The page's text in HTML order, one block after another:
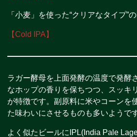
「小麦」を使った“クリアなタイプ”の
【Cold IPA】
ラガー酵母を上面発酵の温度で発酵
なホップの香りを保ちつつ、スッキ
が特徴です。副原料に米やコーンを
た味わいにさせるものも多いようです
よく似たビールにIPL(India Pale